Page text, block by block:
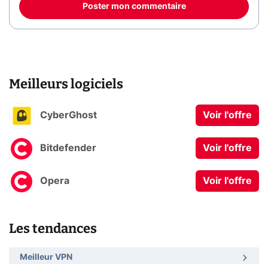
Poster mon commentaire
Meilleurs logiciels
CyberGhost Voir l'offre
Bitdefender Voir l'offre
Opera Voir l'offre
Les tendances
Meilleur VPN